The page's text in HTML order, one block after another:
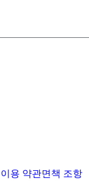
이용 약관면책 조항